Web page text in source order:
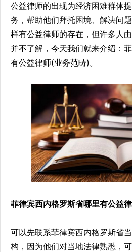
公益律师的出现为经济困难群体
务，帮助他们拜托困境、解决问
样有公益律师的存在，但许多人
并不了解，今天我们就来介绍：
有公益律师(业务范畴)。
菲律宾西内格罗斯省哪里有公益
可以先联系菲律宾西内格罗斯省
构，因为他们对当地法律熟悉，